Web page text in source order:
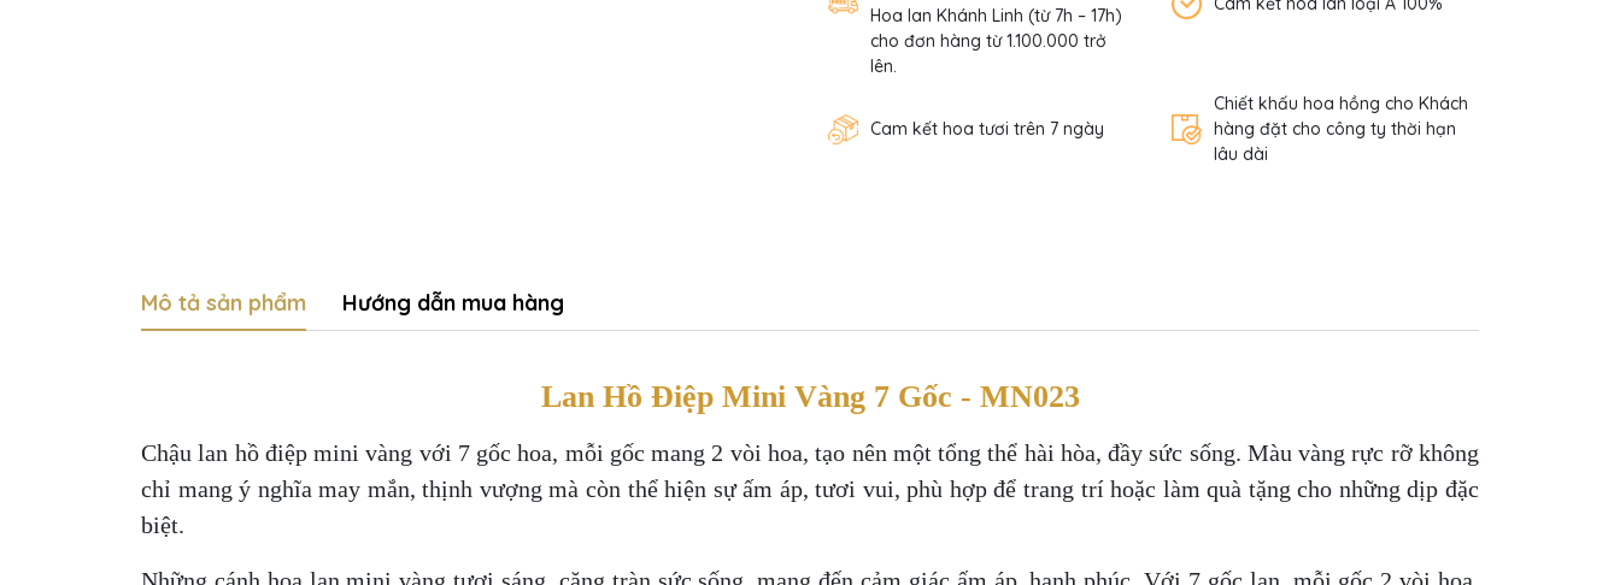
Hoa lan Khánh Linh (từ 7h – 17h)
cho đơn hàng từ 1.100.000 trở
lên.
Cam kết hoa tươi trên 7 ngày
Chiết khấu hoa hồng cho Khách
hàng đặt cho công ty thời hạn
lâu dài
Mô tả sản phẩm Hướng dẫn mua hàng
Lan Hồ Điệp Mini Vàng 7 Gốc - MN023
Chậu lan hồ điệp mini vàng với 7 gốc hoa, mỗi gốc mang 2 vòi hoa, tạo nên một tổng thể hài hòa, đầy sức sống. Màu vàng rực rỡ không
chỉ mang ý nghĩa may mắn, thịnh vượng mà còn thể hiện sự ấm áp, tươi vui, phù hợp để trang trí hoặc làm quà tặng cho những dịp đặc
biệt.